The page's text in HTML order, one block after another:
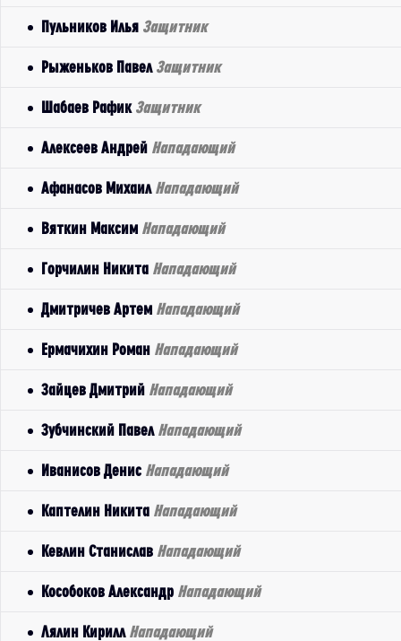
Пульников Илья Защитник
Рыженьков Павел Защитник
Шабаев Рафик Защитник
Алексеев Андрей Нападающий
Афанасов Михаил Нападающий
Вяткин Максим Нападающий
Горчилин Никита Нападающий
Дмитричев Артем Нападающий
Ермачихин Роман Нападающий
Зайцев Дмитрий Нападающий
Зубчинский Павел Нападающий
Иванисов Денис Нападающий
Каптелин Никита Нападающий
Кевлин Станислав Нападающий
Кособоков Александр Нападающий
Лялин Кирилл Нападающий